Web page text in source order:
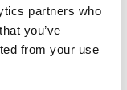
partners who
you’ve
from your use